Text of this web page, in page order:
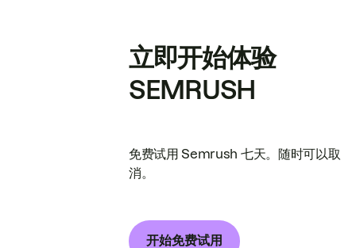
立即开始体验
SEMRUSH
免费试用 Semrush 七天。随时可以取
消。
开始免费试用